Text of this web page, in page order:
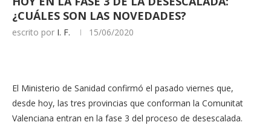
¿CUÁLES SON LAS NOVEDADES?
escrito por I. F. 15/06/2020
El Ministerio de Sanidad confirmó el pasado viernes que,
desde hoy, las tres provincias que conforman la Comunitat
Valenciana entran en la fase 3 del proceso de desescalada.